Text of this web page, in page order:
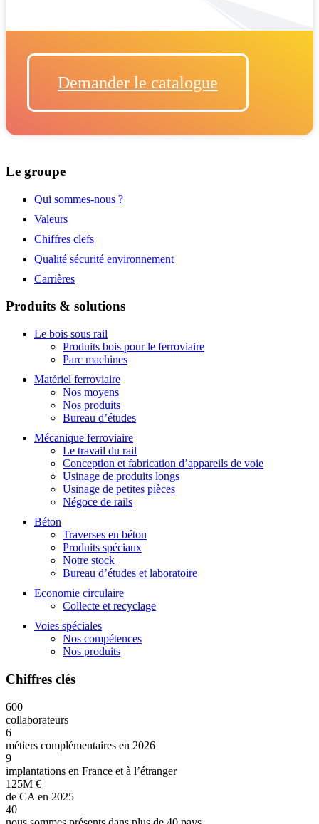
Demander le catalogue
Le groupe
Qui sommes-nous ?
Valeurs
Chiffres clefs
Qualité sécurité environnement
Carrières
Produits & solutions
Le bois sous rail
Produits bois pour le ferroviaire
Parc machines
Matériel ferroviaire
Nos moyens
Nos produits
Bureau d’études
Mécanique ferroviaire
Le travail du rail
Conception et fabrication d’appareils de voie
Usinage de produits longs
Usinage de petites pièces
Négoce de rails
Béton
Traverses en béton
Produits spéciaux
Notre stock
Bureau d’études et laboratoire
Economie circulaire
Collecte et recyclage
Voies spéciales
Nos compétences
Nos produits
Chiffres clés
600
collaborateurs
6
métiers complémentaires en 2026
9
implantations en France et à l’étranger
125M €
de CA en 2025
40